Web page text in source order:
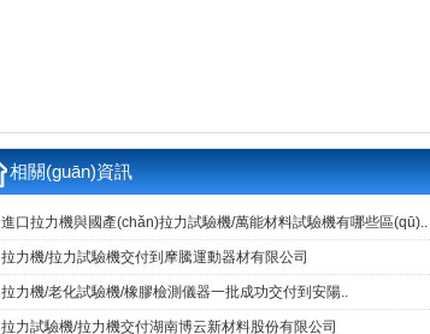
相關(guān)資訊
進口拉力機與國產(chǎn)拉力試驗機/萬能材料試驗機有哪些區(qū)..
拉力機/拉力試驗機交付到摩騰運動器材有限公司
拉力機/老化試驗機/橡膠檢測儀器一批成功交付到安陽..
拉力試驗機/拉力機交付湖南博云新材料股份有限公司